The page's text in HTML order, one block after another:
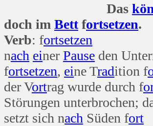
Das
doch im Bettfortsetzen.
Verb: fortsetzen
nach einer Pause den
fortsetzen, eine Tradition f
der Vortrag wurde durch f
Störungen unterbrochen;
setzt sich nach Süden fort